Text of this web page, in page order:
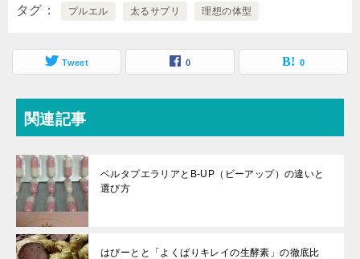
タグ プルエル 太るサプリ 理想の体型
Tweet 0 0
関連記事
ベルタプエラリアとB-UP（ビーアップ）の違いと
選び方
はぴーとと「よくばりキレイの生酵素」の徹底比